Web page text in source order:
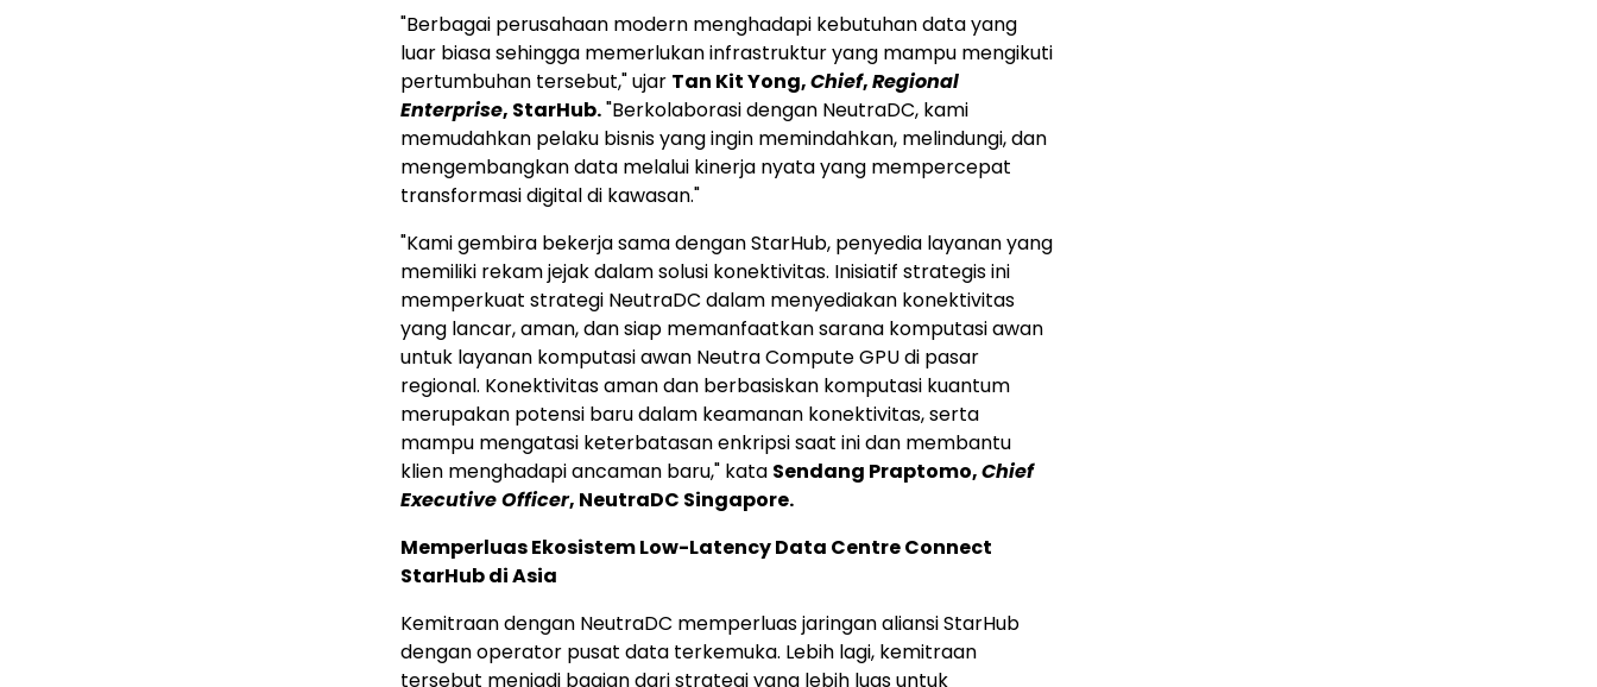
"Berbagai perusahaan modern menghadapi kebutuhan data yang
luar biasa sehingga memerlukan infrastruktur yang mampu mengikuti
pertumbuhan tersebut," ujar Tan Kit Yong,Chief,Regional
Enterprise, StarHub."Berkolaborasi dengan NeutraDC, kami
memudahkan pelaku bisnis yang ingin memindahkan, melindungi, dan
mengembangkan data melalui kinerja nyata yang mempercepat
transformasi digital di kawasan."
"Kami gembira bekerja sama dengan StarHub, penyedia layanan yang
memiliki rekam jejak dalam solusi konektivitas. Inisiatif strategis ini
memperkuat strategi NeutraDC dalam menyediakan konektivitas
yang lancar, aman, dan siap memanfaatkan sarana komputasi awan
untuk layanan komputasi awan Neutra Compute GPU di pasar
regional. Konektivitas aman dan berbasiskan komputasi kuantum
merupakan potensi baru dalam keamanan konektivitas, serta
mampu mengatasi keterbatasan enkripsi saat ini dan membantu
klien menghadapi ancaman baru," kata Sendang Praptomo,Chief
Executive Officer, NeutraDC Singapore.
Memperluas Ekosistem Low-Latency Data Centre Connect
StarHub di Asia
Kemitraan dengan NeutraDC memperluas jaringan aliansi StarHub
dengan operator pusat data terkemuka. Lebih lagi, kemitraan
tersebut menjadi bagian dari strategi yang lebih luas untuk